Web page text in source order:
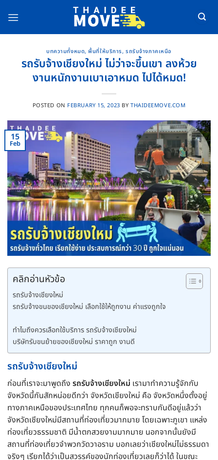
บทความทั้งหมด,พื้นที่ให้บริการ,รถรับจ้างภาคเหนือ
รถรับจ้างเชียงใหม่ ไม่ว่าจะขึ้นเขา ลงห้วย
งานหนักงานเบาเอาหมด ไปได้หมด!
POSTED ON FEBRUARY 15, 2023 BY THAIDEEMOVE.COM
15
Feb
คลิกอ่านหัวข้อ
รถรับจ้างเชียงใหม่
รถรับจ้างขนของเชียงใหม่ เลือกใช้ให้ถูกงาน ค่าแรงถูกใจ
ทำไมถึงควรเลือกใช้บริการ รถรับจ้างเชียงใหม่
บริษัทรับขนย้ายของเชียงใหม่ ราคาถูก งานดี
รถรับจ้างเชียงใหม่
ก่อนที่เราจะมาพูดถึง รถรับจ้างเชียงใหม่ เรามาทำความรู้จักกับ
จังหวัดนี้กันสักหน่อยดีกว่า จังหวัดเชียงใหม่ คือ จังหวัดหนึ่งตั้งอยู่
ทางภาคเหนือของประเทศไทย ทุกคนก็พอจะทราบกันดีอยู่แล้วว่า
จังหวัดเชียงใหม่มีสถานที่ท่องเที่ยวมากมาย โดยเฉพาะภูเขา แหล่ง
ท่องเที่ยวธรรมชาติ มีน้ำตกสวยงามมากมาย นอกจากนั้นยังมี
สถานที่ท่องเที่ยวจำพวกวัดวาอราม บอกเลยว่าเชียงใหม่ไม่ธรรมดา
จริงๆ เรียกได้ว่าเป็นสวรรค์ของนักท่องเที่ยวเลยก็ว่าได้ ในขณะ